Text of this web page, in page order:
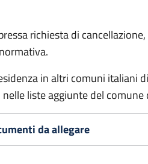
richiesta di
in altri comuni italiani
liste aggiunte del comune
da allegare